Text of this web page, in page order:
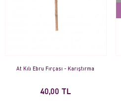
At Kılı Ebru Fırçası - Karıştırma
40,00 TL